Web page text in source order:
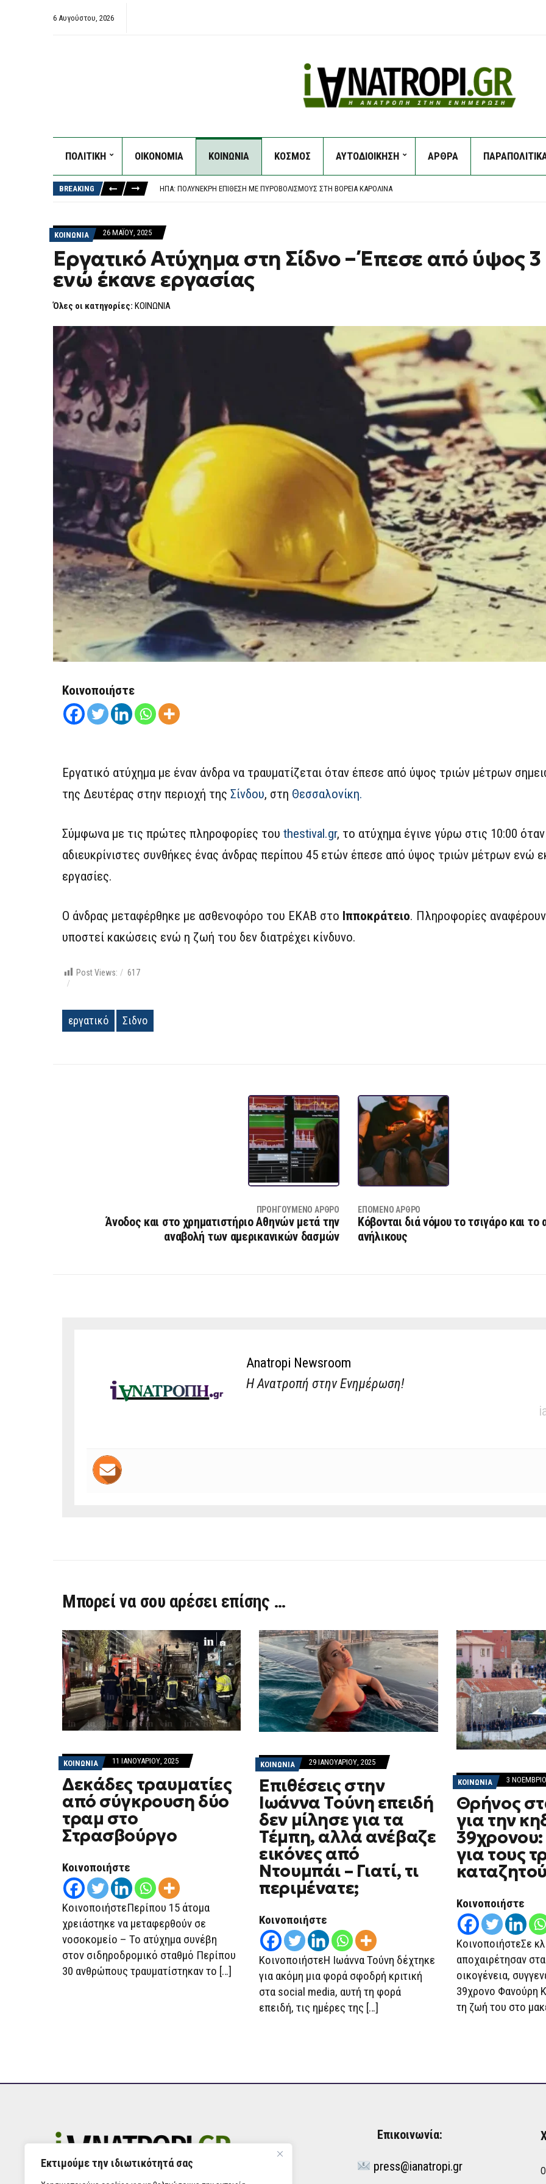
Εκτιμούμε την ιδιωτικότητά σας
6 Αυγούστου, 2026
ΠΟΛΙΤΙΚΗ ΟΙΚΟΝΟΜΙΑ ΚΟΙΝΩΝΙΑ ΚΟΣΜΟΣ ΑΥΤΟΔΙΟΙΚΗΣΗ ΑΡΘΡΑ
BREAKING
ΠΑΝΑΘΗΝΑΪΚΌΣ – ΤΣΣΚΑ 1948 1-1, CONFERENCE LEAGUE: ΈΠΕΣΕ ΣΕ ΒΟΥΛΓΑΡΙΚΌ “ΜΠΛΌΚΟ” ΚΑΙ ΠΆΕΙ ΓΙΑ ΤΕΛΙΚΌ
ΗΠΑ: ΠΟΛΎΝΕΚΡΗ ΕΠΊΘΕΣΗ ΜΕ ΠΥΡΟΒΟΛΙΣΜΟΎΣ ΣΤΗ ΒΌΡΕΙΑ ΚΑΡΟΛΊΝΑ
Ο ΝΑΎΑΡΧΟΣ ΑΠΟΣΤΟΛΆΚΗΣΣ ΑΛΛΆΖΕΙ ΦΡΕΓΆΤΑ ΚΑΙ ΣΗΚΏΝΕΙ ΆΓΚΥΡΑ ΓΙΑ ΤΟ ΠΑΣΟΚ – ΠΟΎ ΘΑ ΕΊΝΑΙ ΥΠΟΨΉΦΙΟΣ
ΠΑΝΑΘΗΝΑΪΚΌΣ – ΤΣΣΚΑ 1948 1-1, CONFERENCE LEAGUE: ΈΠΕΣΕ ΣΕ ΒΟΥΛΓΑΡΙΚΌ “ΜΠΛΌΚΟ” ΚΑΙ ΠΆΕΙ ΓΙΑ ΤΕΛΙΚΌ
ΚΟΙΝΩΝΙΑ 26 ΜΑΪ́ΟΥ, 2025
Εργατικό Ατύχημα στη Σίδνο – Έπεσε από ύψος
ενώ έκανε εργασίας
Όλες οι κατηγορίες: ΚΟΙΝΩΝΙΑ
Κοινοποιήστε
Εργατικό ατύχημα με έναν άνδρα να τραυματίζεται όταν έπεσε από ύψος τριών μέτρων
της Δευτέρας στην περιοχή της Σίνδου, στη Θεσσαλονίκη.
Σύμφωνα με τις πρώτες πληροφορίες του thestival.gr, το ατύχημα έγινε γύρω στις 10:00
αδιευκρίνιστες συνθήκες ένας άνδρας περίπου 45 ετών έπεσε από ύψος τριών μέτρων ενώ
εργασίες.
Ο άνδρας μεταφέρθηκε με ασθενοφόρο του ΕΚΑΒ στο Ιπποκράτειο. Πληροφορίες
υποστεί κακώσεις ενώ η ζωή του δεν διατρέχει κίνδυνο.
Post Views: 617
εργατικό Σιδνο
ΠΡΟΗΓΟΎΜΕΝΟ ΆΡΘΡΟ
Άνοδος και στο χρηματιστήριο Αθηνών μετά την
αναβολή των αμερικανικών δασμών
ΕΠΌΜΕΝΟ ΆΡΘΡΟ
Κόβονται διά νόµου το τσιγάρο και το
ανήλικους
Anatropi Newsroom
Η Ανατροπή στην Ενημέρωση!
Μπορεί να σου αρέσει επίσης …
ΚΟΙΝΩΝΙΑ 11 ΙΑΝΟΥΑΡΊΟΥ, 2025
Δεκάδες τραυματίες
από σύγκρουση δύο
τραμ στο
Στρασβούργο
Κοινοποιήστε
ΚοινοποιήστεΠερίπου 15 άτομα
χρειάστηκε να μεταφερθούν σε
νοσοκομείο – Το ατύχημα συνέβη
στον σιδηροδρομικό σταθμό Περίπου
30 ανθρώπους τραυματίστηκαν το […]
ΚΟΙΝΩΝΙΑ 29 ΙΑΝΟΥΑΡΊΟΥ, 2025
Επιθέσεις στην
Ιωάννα Τούνη επειδή
δεν μίλησε για τα
Τέμπη, αλλά ανέβαζε
εικόνες από
Ντουμπάι – Γιατί, τι
περιμένατε;
Κοινοποιήστε
ΚοινοποιήστεΗ Ιωάννα Τούνη δέχτηκε
για ακόμη μια φορά σφοδρή κριτική
στα social media, αυτή τη φορά
επειδή, τις ημέρες της […]
ΚΟΙΝΩΝΙΑ 3
Θρήνος
για την
για τους
Κοινοποιήστε
ΚοινοποιήστεΣε
αποχαιρέτησαν
οικογένεια,
39χρονο Φανούρη
τη ζωή του στο
Επικοινωνία:
press@ianatropi.gr